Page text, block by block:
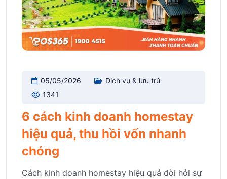
05/05/2026
Dịch vụ & lưu trú
1341
6 cách kinh doanh homestay
hiệu quả, thu hồi vốn nhanh
chóng
Cách kinh doanh homestay hiệu quả đòi hỏi sự